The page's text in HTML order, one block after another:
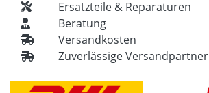
Ersatzteile & Reparaturen
Beratung
Versandkosten
Zuverlässige Versandpartner